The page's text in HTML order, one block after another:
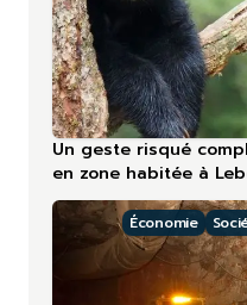
Un geste risqué
en zone habitée à
Économie